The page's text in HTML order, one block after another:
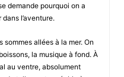
demande pourquoi on a
l’aventure.
sommes allées à la mer. On
la musique à fond. À
au ventre, absolument